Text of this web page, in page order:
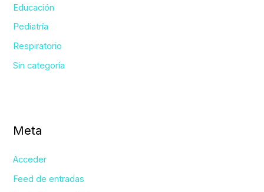
Educación
Pediatría
Respiratorio
Sin categoría
Meta
Acceder
Feed de entradas